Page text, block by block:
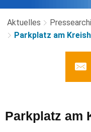
Aktuelles
Parkplatz am
Parkplatz am